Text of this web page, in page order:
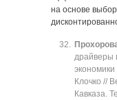
на основе
драйверы
Клочко //
Кавказа.